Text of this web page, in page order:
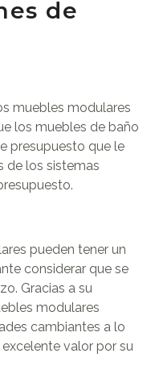
de
muebles modulares
los muebles de baño
presupuesto que le
de los sistemas
pueden tener un
considerar que se
Gracias a su
modulares
cambiantes a lo
valor por su